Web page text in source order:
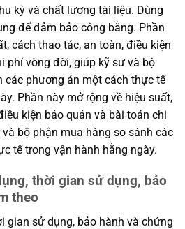
kỳ và chất lượng tài liệu. Dùng
để đảm bảo công bằng. Phần
cách thao tác, an toàn, điều kiện
phí vòng đời, giúp kỹ sư và bộ
các phương án một cách thực tế
Phần này mở rộng về hiệu suất,
kiện bảo quản và bài toán chi
bộ phận mua hàng so sánh các
tế trong vận hành hằng ngày.
thời gian sử dụng, bảo
theo
gian sử dụng, bảo hành và chứng